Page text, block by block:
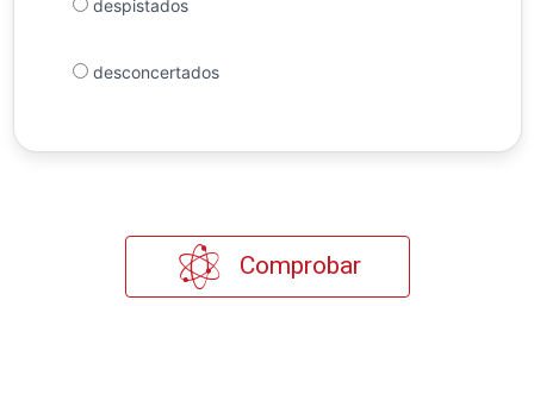
despistados
desconcertados
Comprobar